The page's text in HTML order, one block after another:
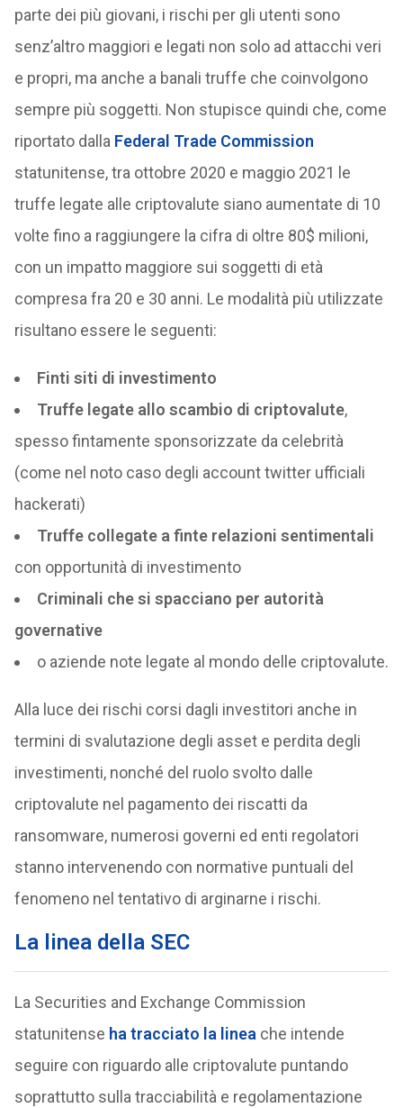
parte dei più giovani, i rischi per gli utenti sono
senz’altro maggiori e legati non solo ad attacchi veri
e propri, ma anche a banali truffe che coinvolgono
sempre più soggetti. Non stupisce quindi che, come
riportato dalla Federal Trade Commission
statunitense, tra ottobre 2020 e maggio 2021 le
truffe legate alle criptovalute siano aumentate di 10
volte fino a raggiungere la cifra di oltre 80$ milioni,
con un impatto maggiore sui soggetti di età
compresa fra 20 e 30 anni. Le modalità più utilizzate
risultano essere le seguenti:
Finti siti di investimento
Truffe legate allo scambio di criptovalute,
spesso fintamente sponsorizzate da celebrità
(come nel noto caso degli account twitter ufficiali
hackerati)
Truffe collegate a finte relazioni sentimentali
con opportunità di investimento
Criminali che si spacciano per autorità
governative
o aziende note legate al mondo delle criptovalute.
Alla luce dei rischi corsi dagli investitori anche in
termini di svalutazione degli asset e perdita degli
investimenti, nonché del ruolo svolto dalle
criptovalute nel pagamento dei riscatti da
ransomware, numerosi governi ed enti regolatori
stanno intervenendo con normative puntuali del
fenomeno nel tentativo di arginarne i rischi.
La linea della SEC
La Securities and Exchange Commission
statunitense ha tracciato la linea che intende
seguire con riguardo alle criptovalute puntando
soprattutto sulla tracciabilità e regolamentazione